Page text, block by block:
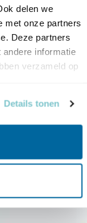
delen we
met onze partners
Deze partners
informatie
verzameld op
Details tonen